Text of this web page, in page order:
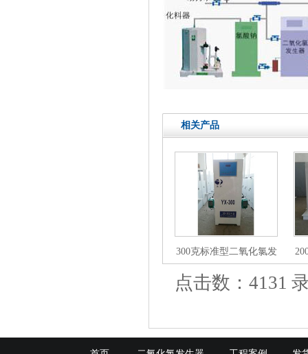
相关产品
300克标准型二氧化氯发
生器主机
点击数：4131